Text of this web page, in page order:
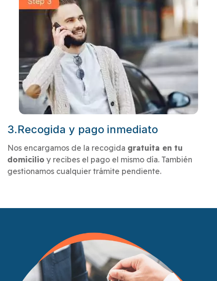
3.Recogida y pago inmediato
Nos encargamos de la recogida gratuita en tu
domicilio y recibes el pago el mismo día. También
gestionamos cualquier trámite pendiente.